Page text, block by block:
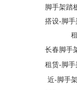
长春脚手
租赁-脚
近-脚手